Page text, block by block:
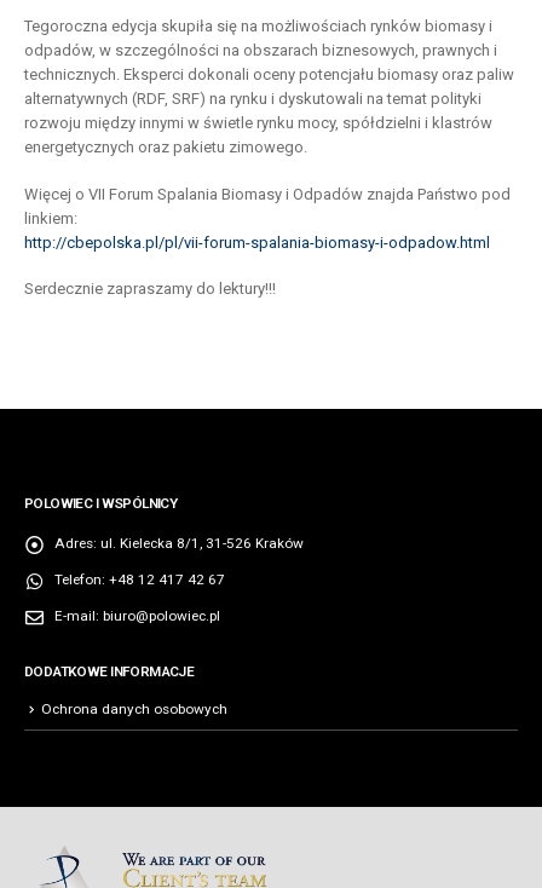
Tegoroczna edycja skupiła się na możliwościach rynków biomasy i
odpadów, w szczególności na obszarach biznesowych, prawnych i
technicznych. Eksperci dokonali oceny potencjału biomasy oraz paliw
alternatywnych (RDF, SRF) na rynku i dyskutowali na temat polityki
rozwoju między innymi w świetle rynku mocy, spółdzielni i klastrów
energetycznych oraz pakietu zimowego.
Więcej o VII Forum Spalania Biomasy i Odpadów znajda Państwo pod
linkiem:
http://cbepolska.pl/pl/vii-forum-spalania-biomasy-i-odpadow.html
Serdecznie zapraszamy do lektury!!!
POLOWIEC I WSPÓLNICY
Adres: ul. Kielecka 8/1, 31-526 Kraków
Telefon: +48 12 417 42 67
E-mail: biuro@polowiec.pl
DODATKOWE INFORMACJE
Ochrona danych osobowych